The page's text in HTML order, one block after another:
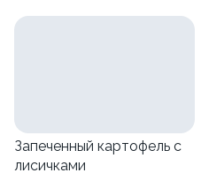
Запеченный картофель с
лисичками